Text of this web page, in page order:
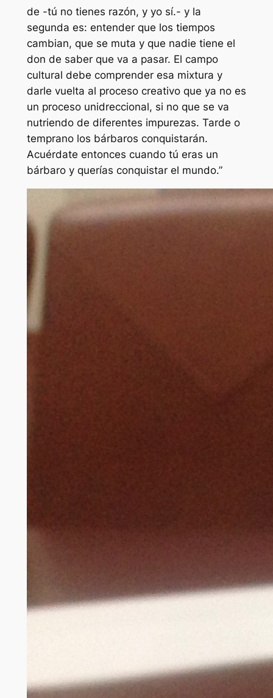
de -tú no tienes razón, y yo sí.- y la
segunda es: entender que los tiempos
cambian, que se muta y que nadie tiene el
don de saber que va a pasar. El campo
cultural debe comprender esa mixtura y
darle vuelta al proceso creativo que ya no es
un proceso unidreccional, si no que se va
nutriendo de diferentes impurezas. Tarde o
temprano los bárbaros conquistarán.
Acuérdate entonces cuando tú eras un
bárbaro y querías conquistar el mundo.”